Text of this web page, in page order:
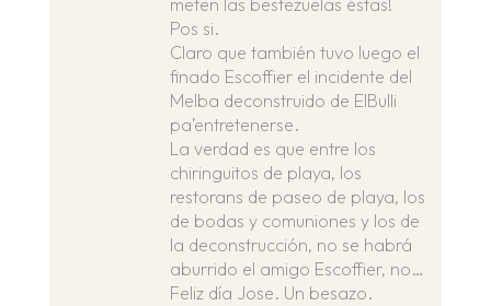
meten las bestezuelas éstas!
Pos si.
Claro que también tuvo luego el
finado Escoffier el incidente del
Melba deconstruido de ElBulli
pa’entretenerse.
La verdad es que entre los
chiringuitos de playa, los
restorans de paseo de playa, los
de bodas y comuniones y los de
la deconstrucción, no se habrá
aburrido el amigo Escoffier, no…
Feliz día Jose. Un besazo.